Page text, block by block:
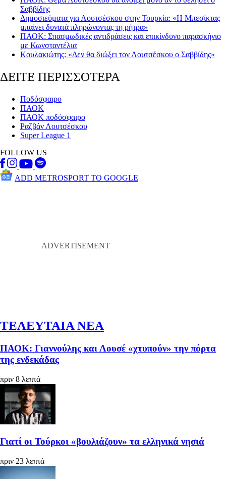
Σαββίδης
Δημοσιεύματα για Λουτσέσκου στην Τουρκία: «Η Μπεσίκτας
μπαίνει δυνατά πληρώνοντας τη ρήτρα»
ΠΑΟΚ: Σπασμωδικές αντιδράσεις και επικίνδυνο παρασκήνιο
με Κωνσταντέλια
Κουλακιώτης: «Δεν θα διώξει τον Λουτσέσκου ο Σαββίδης»
ΔΕΙΤΕ ΠΕΡΙΣΣΟΤΕΡΑ
Ποδόσφαιρο
ΠΑΟΚ
ΠΑΟΚ ποδόσφαιρο
Ραζβάν Λουτσέσκου
Super League 1
FOLLOW US
ADD METROSPORT TO GOOGLE
ΤΕΛΕΥΤΑΙΑ ΝΕΑ
ΠΑΟΚ: Γιαννούλης και Λουσέ «χτυπούν» την πόρτα
της ενδεκάδας
πριν 8 λεπτά
Γιατί οι Τούρκοι «βουλιάζουν» τα ελληνικά νησιά
πριν 23 λεπτά